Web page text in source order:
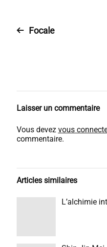
Focale
Laisser un commentaire
Vous devez vous
commentaire.
Articles similaires
L’alchimie